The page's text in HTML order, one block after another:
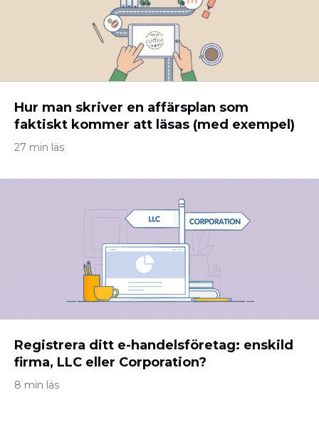
Hur man skriver en affärsplan som
faktiskt kommer att läsas (med exempel)
27 min läs
Registrera ditt e-handelsföretag: enskild
firma, LLC eller Corporation?
8 min läs